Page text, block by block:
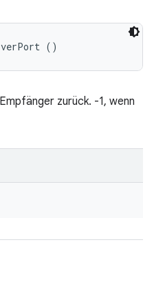
()
zurück. -1, wenn